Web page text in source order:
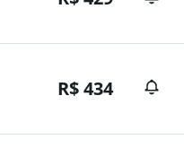
R$ 434